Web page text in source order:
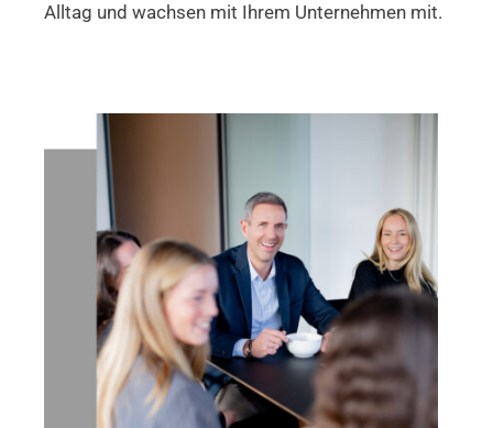
Alltag und wachsen mit Ihrem Unternehmen mit.